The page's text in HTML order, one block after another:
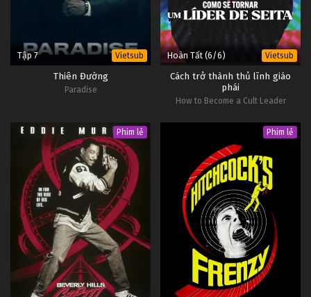
Tập 7 Vietsub
Thiên Đường
Paradise
Hoàn Tất (6/6) Vietsub
Cách trở thành thủ lĩnh giáo
phái
How to Become a Cult Leader
Phim lẻ Phim lẻ